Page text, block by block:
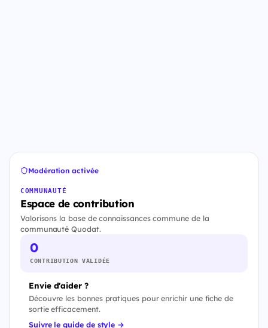
Modération activée
COMMUNAUTÉ
Espace de contribution
Valorisons la base de connaissances commune de la
communauté Quodat.
0
CONTRIBUTION VALIDÉE
Envie d'aider ?
Découvre les bonnes pratiques pour enrichir une fiche de
sortie efficacement.
Suivre le guide de style →